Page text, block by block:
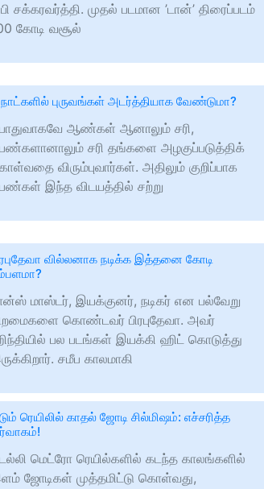
சக்கரவர்த்தி. முதல் படமான ’டான்’ திரைப்படம்
கோடி வசூல்
புருவங்கள் அடர்த்தியாக வேண்டுமா?
ஆண்கள் ஆனாலும் சரி,
சரி தங்களை அழகுப்படுத்திக்
விரும்புவார்கள். அதிலும் குறிப்பாக
இந்த விடயத்தில் சற்று
வில்லனாக நடிக்க இத்தனை கோடி
மாஸ்டர், இயக்குனர், நடிகர் என பல்வேறு
கொண்டவர் பிரபுதேவா. அவர்
பல படங்கள் இயக்கி ஹிட் கொடுத்து
சமீப காலமாகி
ரெயிலில் காதல் ஜோடி சில்மிஷம்: எச்சரித்த
மெட்ரோ ரெயில்களில் கடந்த காலங்களில்
ஜோடிகள் முத்தமிட்டு கொள்வது,